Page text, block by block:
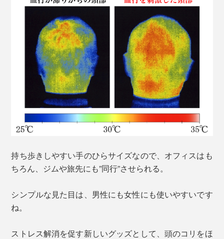
持ち歩きしやすい手のひらサイズなので、オフィスはも
ちろん、ジムや旅先にも”同行”させられる。
シンプルな見た目は、男性にも女性にも使いやすいです
ね。
ストレス解消を促す新しいグッズとして、頭のコリをほ